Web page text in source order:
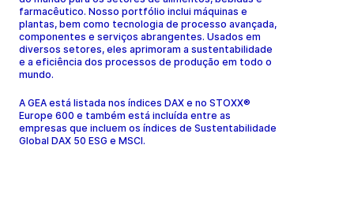
farmacêutico. Nosso portfólio inclui máquinas e
plantas, bem como tecnologia de processo avançada,
componentes e serviços abrangentes. Usados em
diversos setores, eles aprimoram a sustentabilidade
e a eficiência dos processos de produção em todo o
mundo.
A GEA está listada nos índices DAX e no STOXX®
Europe 600 e também está incluída entre as
empresas que incluem os índices de Sustentabilidade
Global DAX 50 ESG e MSCI.